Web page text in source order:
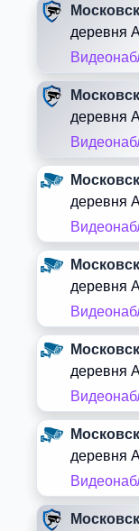
деревня
деревня
деревня
деревня
деревня
деревня